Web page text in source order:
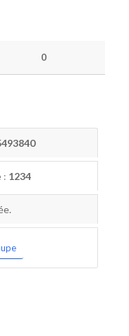
0
: 1234